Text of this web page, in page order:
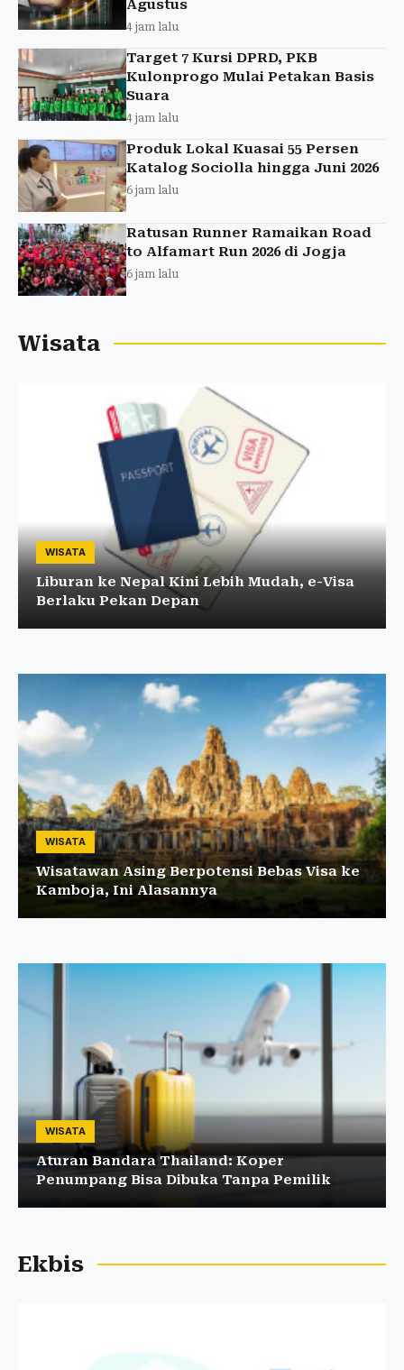
Agustus
4 jam lalu
Target 7 Kursi DPRD, PKB
Kulonprogo Mulai Petakan Basis
Suara
4 jam lalu
Produk Lokal Kuasai 55 Persen
Katalog Sociolla hingga Juni 2026
6 jam lalu
Ratusan Runner Ramaikan Road
to Alfamart Run 2026 di Jogja
6 jam lalu
Wisata
WISATA
Liburan ke Nepal Kini Lebih Mudah, e-Visa
Berlaku Pekan Depan
WISATA
Wisatawan Asing Berpotensi Bebas Visa ke
Kamboja, Ini Alasannya
WISATA
Aturan Bandara Thailand: Koper
Penumpang Bisa Dibuka Tanpa Pemilik
Ekbis